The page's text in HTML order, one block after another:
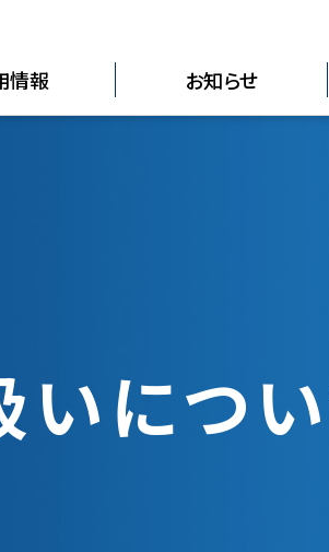
情報 お知らせ
につ